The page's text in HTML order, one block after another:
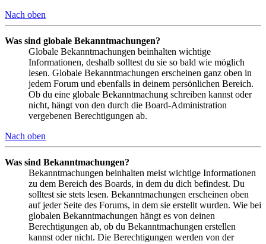
Nach oben
Was sind globale Bekanntmachungen?
Globale Bekanntmachungen beinhalten wichtige
Informationen, deshalb solltest du sie so bald wie möglich
lesen. Globale Bekanntmachungen erscheinen ganz oben in
jedem Forum und ebenfalls in deinem persönlichen Bereich.
Ob du eine globale Bekanntmachung schreiben kannst oder
nicht, hängt von den durch die Board-Administration
vergebenen Berechtigungen ab.
Nach oben
Was sind Bekanntmachungen?
Bekanntmachungen beinhalten meist wichtige Informationen
zu dem Bereich des Boards, in dem du dich befindest. Du
solltest sie stets lesen. Bekanntmachungen erscheinen oben
auf jeder Seite des Forums, in dem sie erstellt wurden. Wie bei
globalen Bekanntmachungen hängt es von deinen
Berechtigungen ab, ob du Bekanntmachungen erstellen
kannst oder nicht. Die Berechtigungen werden von der